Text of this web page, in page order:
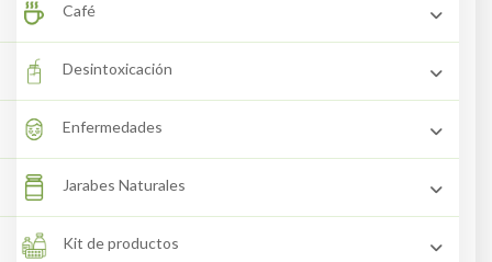
Café
Desintoxicación
Enfermedades
Jarabes Naturales
Kit de productos